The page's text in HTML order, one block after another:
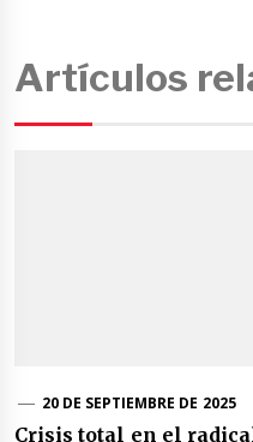
Artículos
20 DE SEPTIEMBRE DE 2025
Crisis total en el